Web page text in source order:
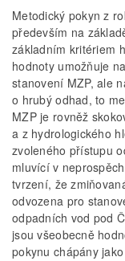
Metodický pokyn z
především na
základním kritériem
hodnoty umožňuje
stanovení MZP, ale
o hrubý odhad, to
MZP je rovněž
a z hydrologického
zvoleného přístupu
mluvící v
tvrzení, že
odvozena pro
odpadních vod pod
jsou všeobecně
pokynu chápány